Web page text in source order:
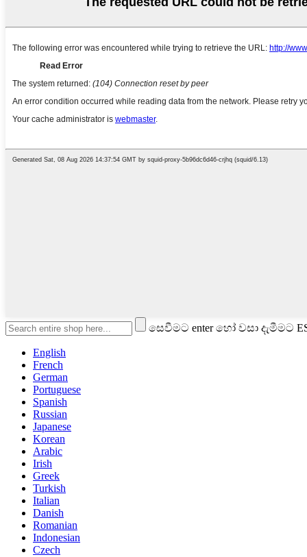
සෙවීමට enter හෝ වසා දැමීමට
English
French
German
Portuguese
Spanish
Russian
Japanese
Korean
Arabic
Irish
Greek
Turkish
Italian
Danish
Romanian
Indonesian
Czech